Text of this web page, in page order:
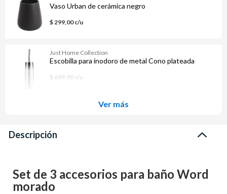
Vaso Urban de cerámica negro
$ 299,00 c/u
Just Home Collection
Escobilla para inodoro de metal Cono plateada
$ 699,00 c/u
Ver más
Descripción
Set de 3 accesorios para baño Word
morado